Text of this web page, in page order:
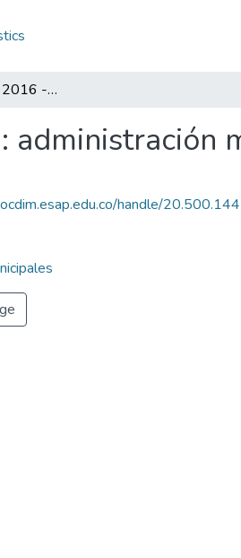
Informe de gestión 2016 - 2019 : administración municipal de Pinchote
handle/